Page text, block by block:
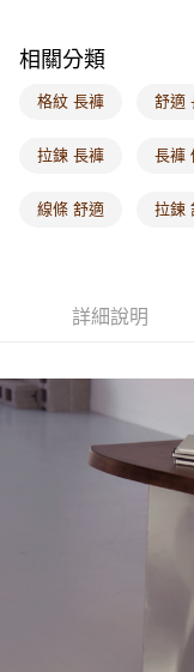
每筆NT$120，滿
付款後門市自取
海外配送-港/澳/新/馬/泰
海外配送-其他亞洲地區
相關分類
格紋 長褲 舒適
拉鍊 長褲 長褲
線條 舒適 拉鍊
詳細說明